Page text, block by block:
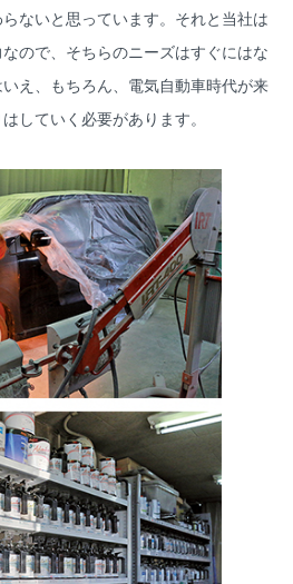
ないと思っています。それと当社は
ので、そちらのニーズはすぐにはな
え、もちろん、電気自動車時代が来
していく必要があります。